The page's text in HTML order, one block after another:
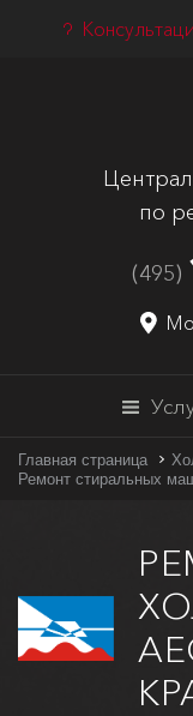
по
(495)
Главная страница
Ремонт стиральных